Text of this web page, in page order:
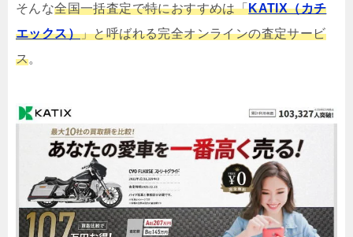
そんな全国一括査定で特におすすめは「KATIX（カチ
エックス）」と呼ばれる完全オンラインの査定サービ
ス。